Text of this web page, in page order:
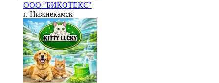
ООО "БИКОТЕКС"
г. Нижнекамск